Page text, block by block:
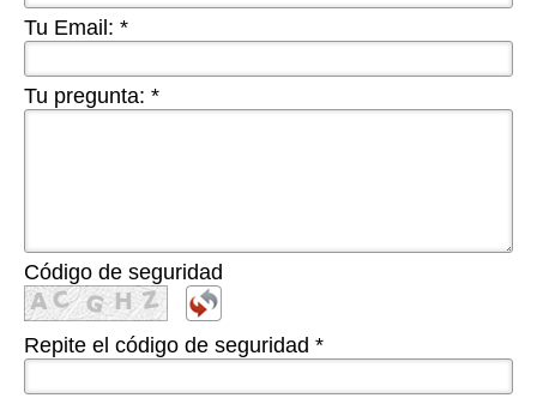
Tu Email: *
Tu pregunta: *
Código de seguridad
Repite el código de seguridad *